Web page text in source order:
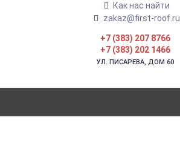
Как нас найти
zakaz@first-roof.ru
+7 (383) 207 8766
+7 (383) 202 1466
УЛ. ПИСАРЕВА, ДОМ 60